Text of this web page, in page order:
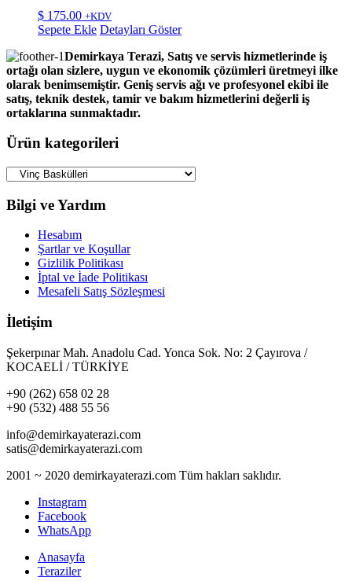
$ 175.00 +KDV
Sepete Ekle Detayları Göster
Demirkaya Terazi, Satış ve servis hizmetlerinde iş
ortağı olan sizlere, uygun ve ekonomik çözümleri üretmeyi ilke
olarak benimsemiştir. Geniş servis ağı ve profesyonel ekibi ile
satış, teknik destek, tamir ve bakım hizmetlerini değerli iş
ortaklarına sunmaktadır.
Ürün kategorileri
Bilgi ve Yardım
Hesabım
Şartlar ve Koşullar
Gizlilik Politikası
İptal ve İade Politikası
Mesafeli Satış Sözleşmesi
İletişim
Şekerpınar Mah. Anadolu Cad. Yonca Sok. No: 2 Çayırova /
KOCAELİ / TÜRKİYE
+90 (262) 658 02 28
+90 (532) 488 55 56
info@demirkayaterazi.com
satis@demirkayaterazi.com
2001 ~ 2020 demirkayaterazi.com Tüm hakları saklıdır.
Instagram
Facebook
WhatsApp
Anasayfa
Teraziler